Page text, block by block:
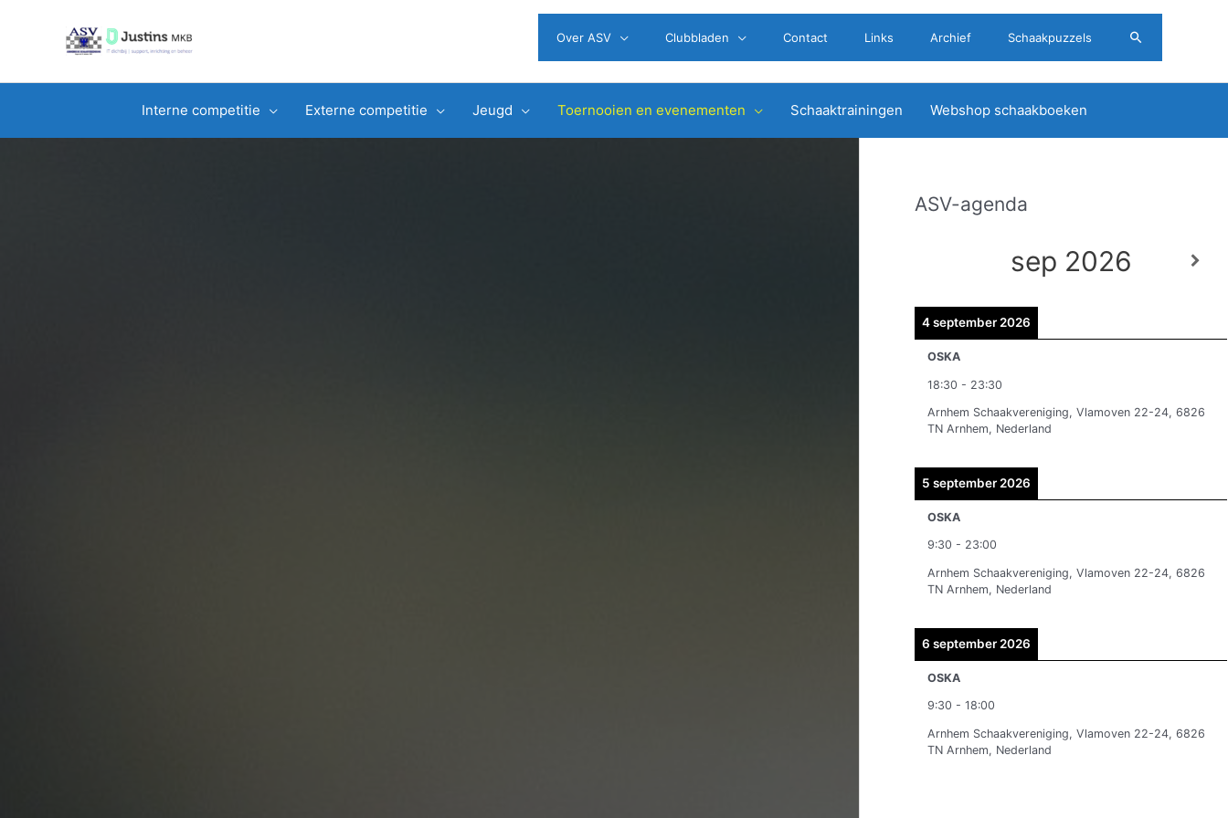
Over ASV Clubbladen Contact Links Archief Schaakpuzzels Zoeken
Interne competitie Externe competitie Jeugd Toernooien en evenementen Schaaktrainingen Webshop schaakboeken
ASV-agenda
sep 2026
4 september 2026
OSKA
18:30 - 23:30
Arnhem Schaakvereniging, Vlamoven 22-24, 6826
TN Arnhem, Nederland
5 september 2026
OSKA
9:30 - 23:00
Arnhem Schaakvereniging, Vlamoven 22-24, 6826
TN Arnhem, Nederland
6 september 2026
OSKA
9:30 - 18:00
Arnhem Schaakvereniging, Vlamoven 22-24, 6826
TN Arnhem, Nederland
A
e